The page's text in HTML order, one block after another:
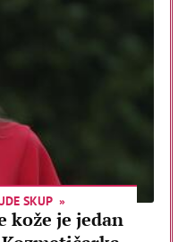
SKUP
kože je jedan